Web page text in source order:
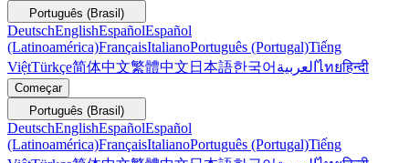
Português (Brasil)
DeutschEnglishEspañolEspañol
(Latinoamérica)FrançaisItalianoPortuguês (Portugal)Tiếng
ViệtTürkçe简体中文繁體中文 日本語한국어 العربيةไทยहिन्दी
Começar
Português (Brasil)
DeutschEnglishEspañolEspañol
(Latinoamérica)FrançaisItalianoPortuguês (Portugal)Tiếng